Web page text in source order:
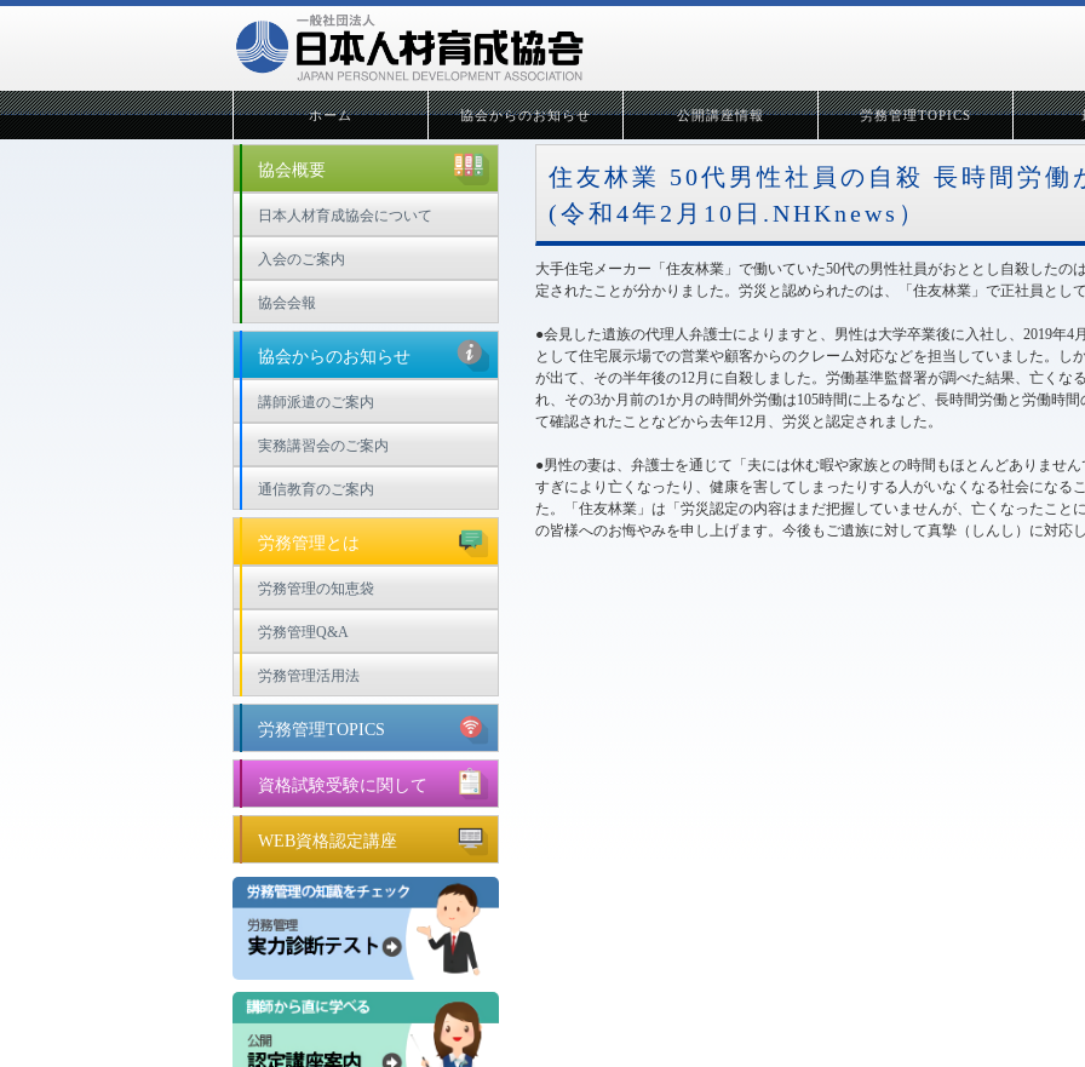
ホーム 協会からのお知らせ 公開講座情報 労務管理TOPICS
住友林業 50代男性社員の自殺 長時間労働
(令和4年2月10日.NHKnews）
大手住宅メーカー「住友林業」で働いていた50代の男性社員がおととし自殺したの
定されたことが分かりました。労災と認められたのは、「住友林業」で正社員とし
●会見した遺族の代理人弁護士によりますと、男性は大学卒業後に入社し、2019年
として住宅展示場での営業や顧客からのクレーム対応などを担当していました。し
が出て、その半年後の12月に自殺しました。労働基準監督署が調べた結果、亡くな
れ、その3か月前の1か月の時間外労働は105時間に上るなど、長時間労働と労働時
て確認されたことなどから去年12月、労災と認定されました。
●男性の妻は、弁護士を通じて「夫には休む暇や家族との時間もほとんどありませ
すぎにより亡くなったり、健康を害してしまったりする人がいなくなる社会になる
た。「住友林業」は「労災認定の内容はまだ把握していませんが、亡くなったこと
の皆様へのお悔やみを申し上げます。今後もご遺族に対して真摯（しんし）に対応
協会概要
日本人材育成協会について
入会のご案内
協会会報
協会からのお知らせ
講師派遣のご案内
実務講習会のご案内
通信教育のご案内
労務管理とは
労務管理の知恵袋
労務管理Q&A
労務管理活用法
労務管理TOPICS
資格試験受験に関して
WEB資格認定講座